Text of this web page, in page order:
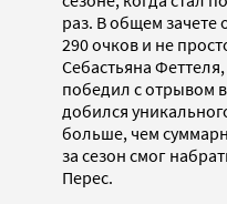
раз. В общем зачете
290 очков и не
Себастьяна
победил с отрывом
добился
больше, чем
за сезон смог
Перес.